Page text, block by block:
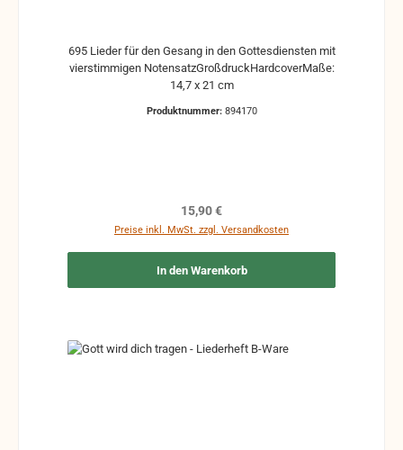
695 Lieder für den Gesang in den Gottesdiensten mit
vierstimmigen NotensatzGroßdruckHardcoverMaße:
14,7 x 21 cm
Produktnummer: 894170
Regulärer Preis:
15,90 €
Preise inkl. MwSt. zzgl. Versandkosten
In den Warenkorb